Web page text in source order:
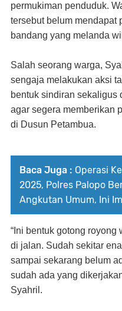
permukiman penduduk.
tersebut belum mendapat
bandang yang melanda
Salah seorang warga,
sengaja melakukan aksi
bentuk sindiran sekaligus
agar segera memberikan
di Dusun Petambua.
Baca Juga : Operasi
2025, Polres Palopo
Angkutan Umum, Ini
“Ini bentuk gotong
di jalan. Sudah sekitar
sampai sekarang belum
sudah ada yang
Syahril.